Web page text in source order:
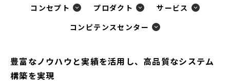
ウ
開
コンセプト プロダクト
サービス
コンピテンスセンター
豊富なノウハウと実績を活用し、高品質なシステム
構築を実現